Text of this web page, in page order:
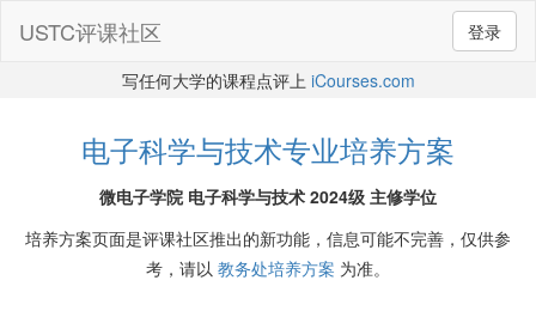
登录
USTC评课社区
写任何大学的课程点评上 iCourses.com
电子科学与技术专业培养方案
微电子学院 电子科学与技术 2024级 主修学位
培养方案页面是评课社区推出的新功能，信息可能不完善，仅供参
考，请以 教务处培养方案 为准。